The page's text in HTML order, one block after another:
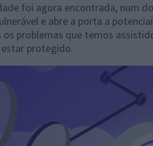
foi agora encontrada, num
e abre a porta a
os problemas que temos
protegido.